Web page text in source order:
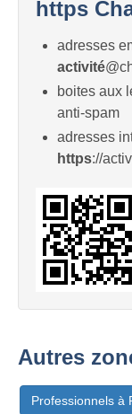
https
adresses
activité
boites aux
anti-spam
adresses
https://
Autres
Professionnels à